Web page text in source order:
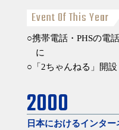
Event Of This Year
携帯電話・PHSの電
に
「2ちゃんねる」開設
2000
日本におけるインタ